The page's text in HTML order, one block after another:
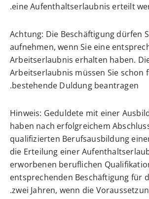
eine Aufenthaltserlaubnis erteilt
Achtung: Die Beschäftigung dürfen
aufnehmen, wenn Sie eine
Arbeitserlaubnis erhalten haben.
Arbeitserlaubnis müssen Sie schon
bestehende Duldung beantragen.
Hinweis: Geduldete mit einer
haben nach erfolgreichem
qualifizierten Berufsausbildung
die Erteilung einer
erworbenen beruflichen
entsprechenden Beschäftigung für
zwei Jahren, wenn die